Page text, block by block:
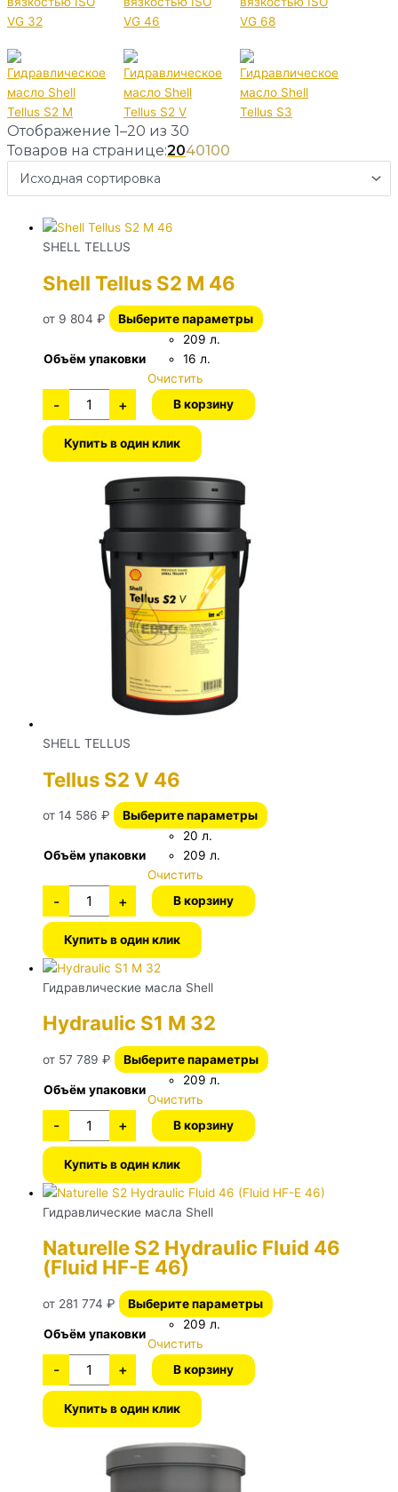
Отображение 1–20 из 30
Товаров на странице:2040100
SHELL TELLUS
Shell Tellus S2 M 46
от 9 804 ₽ Выберите параметры
Объём упаковки
209 л.
16 л.
Очистить
- + В корзину
Купить в один клик
SHELL TELLUS
Tellus S2 V 46
от 14 586 ₽ Выберите параметры
Объём упаковки
20 л.
209 л.
Очистить
- + В корзину
Купить в один клик
Гидравлические масла Shell
Hydraulic S1 M 32
от 57 789 ₽ Выберите параметры
Объём упаковки
209 л.
Очистить
- + В корзину
Купить в один клик
Гидравлические масла Shell
Naturelle S2 Hydraulic Fluid 46
(Fluid HF-E 46)
от 281 774 ₽ Выберите параметры
Объём упаковки
209 л.
Очистить
- + В корзину
Купить в один клик